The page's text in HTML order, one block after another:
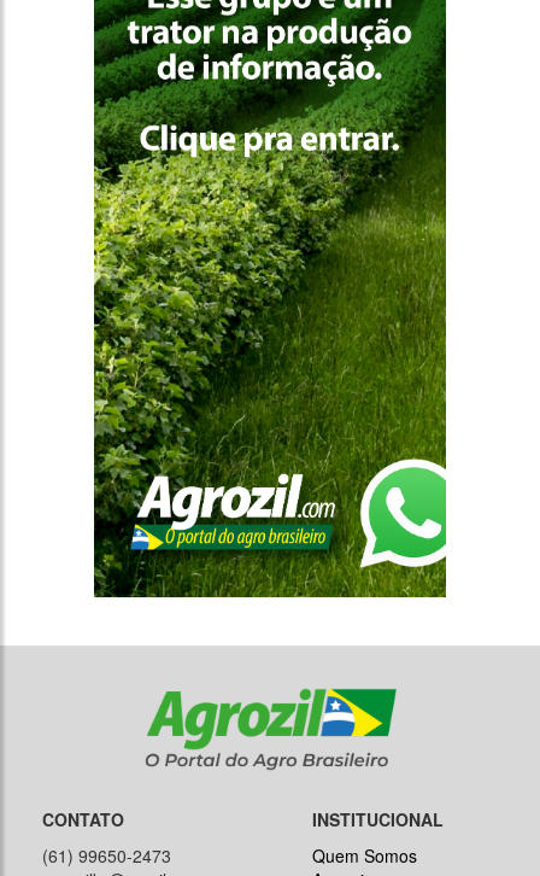
CONTATO
(61) 99650-2473
INSTITUCIONAL
Quem Somos